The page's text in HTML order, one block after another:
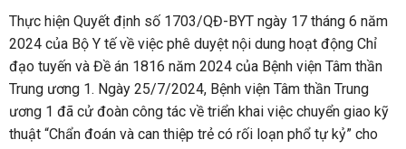
Thực hiện Quyết định số 1703/QĐ-BYT ngày 17 tháng 6 năm
2024 của Bộ Y tế về việc phê duyệt nội dung hoạt động Chỉ
đạo tuyến và Đề án 1816 năm 2024 của Bệnh viện Tâm thần
Trung ương 1. Ngày 25/7/2024, Bệnh viện Tâm thần Trung
ương 1 đã cử đoàn công tác về triển khai việc chuyển giao kỹ
thuật “Chẩn đoán và can thiệp trẻ có rối loạn phổ tự kỷ” cho